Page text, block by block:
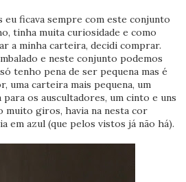
ficava sempre com este conjunto
tinha muita curiosidade e como
a minha carteira, decidi comprar.
e neste conjunto podemos
tenho pena de ser pequena mas é
uma carteira mais pequena, um
os auscultadores, um cinto e uns
muito giros, havia na nesta cor
em azul (que pelos vistos já não há).